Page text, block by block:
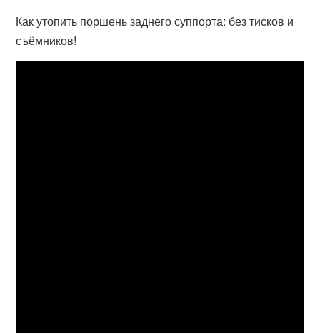
Как утопить поршень заднего суппорта: без тисков и
съёмников!